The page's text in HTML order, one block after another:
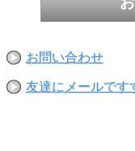
お問い合わせ
友達にメールです